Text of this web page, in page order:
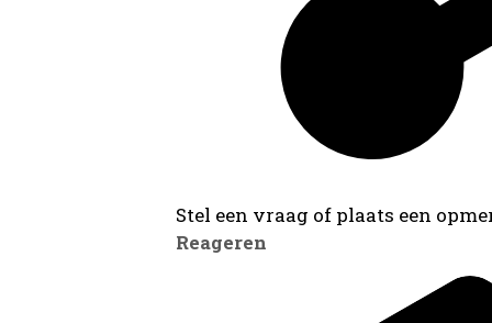
Stel een vraag of plaats een
Reageren